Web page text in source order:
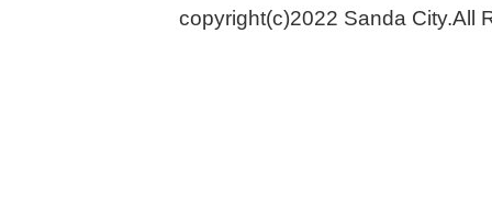
copyright(c)2022 Sanda City.All